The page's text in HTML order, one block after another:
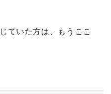
ていた方は、もうここ